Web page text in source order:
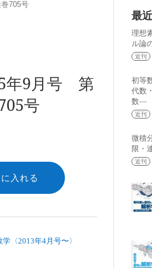
705号
年9月号 第
号
入れる
学〈2013年4月号〜〉
最
理想
ル論
近刊
初等
代数
数—
近刊
微積
限・
近刊